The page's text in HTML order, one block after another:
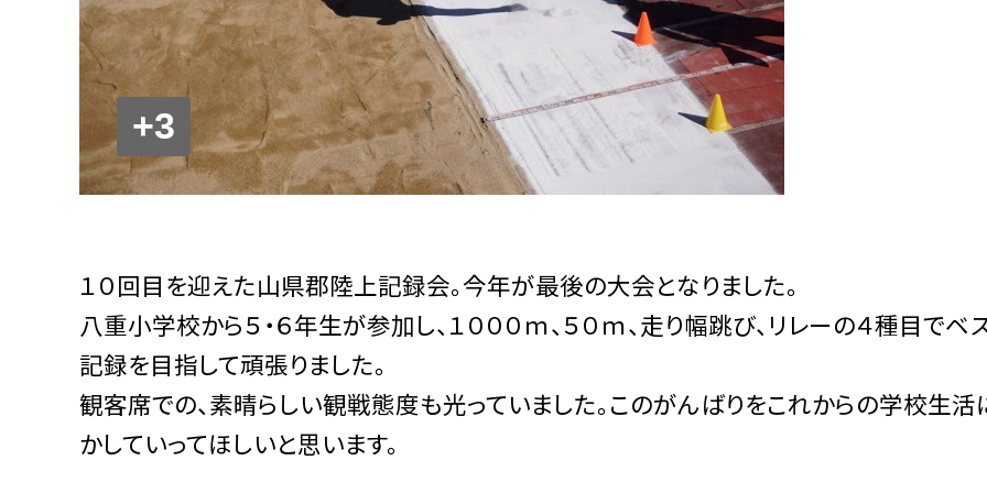
+3
１０回目を迎えた山県郡陸上記録会。今年が最後の大会となりました。
八重小学校から５・６年生が参加し、１０００ｍ、５０ｍ、走り幅跳び、リレーの４種目でベ
記録を目指して頑張りました。
観客席での、素晴らしい観戦態度も光っていました。このがんばりをこれからの学校生活
かしていってほしいと思います。